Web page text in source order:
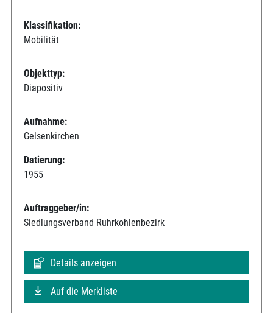
Klassifikation:
Mobilität
Objekttyp:
Diapositiv
Aufnahme:
Gelsenkirchen
Datierung:
1955
Auftraggeber/in:
Siedlungsverband Ruhrkohlenbezirk
Details anzeigen
Auf die Merkliste